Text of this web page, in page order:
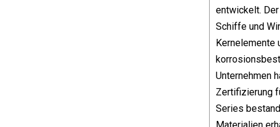
entwickelt.
Schiffe und
Kernelemente
Unternehmen
Zertifizierung
Series
Materialien